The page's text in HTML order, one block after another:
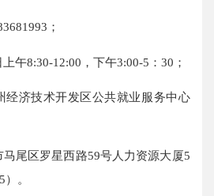
；
午8:30-12:00，下午3:00-5：30；
经济技术开发区公共就业服务中心
尾区罗星西路59号人力资源大厦5
。